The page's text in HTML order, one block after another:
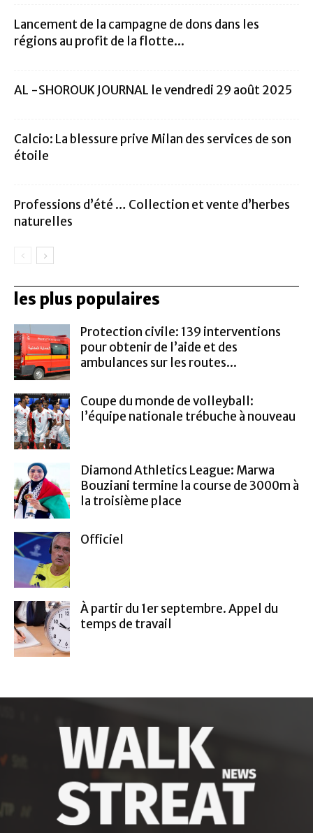
Lancement de la campagne de dons dans les
régions au profit de la flotte...
AL -SHOROUK JOURNAL le vendredi 29 août 2025
Calcio: La blessure prive Milan des services de son
étoile
Professions d’été … Collection et vente d’herbes
naturelles
les plus populaires
Protection civile: 139 interventions
pour obtenir de l’aide et des
ambulances sur les routes...
Coupe du monde de volleyball:
l’équipe nationale trébuche à nouveau
Diamond Athletics League: Marwa
Bouziani termine la course de 3000m à
la troisième place
Officiel
À partir du 1er septembre. Appel du
temps de travail